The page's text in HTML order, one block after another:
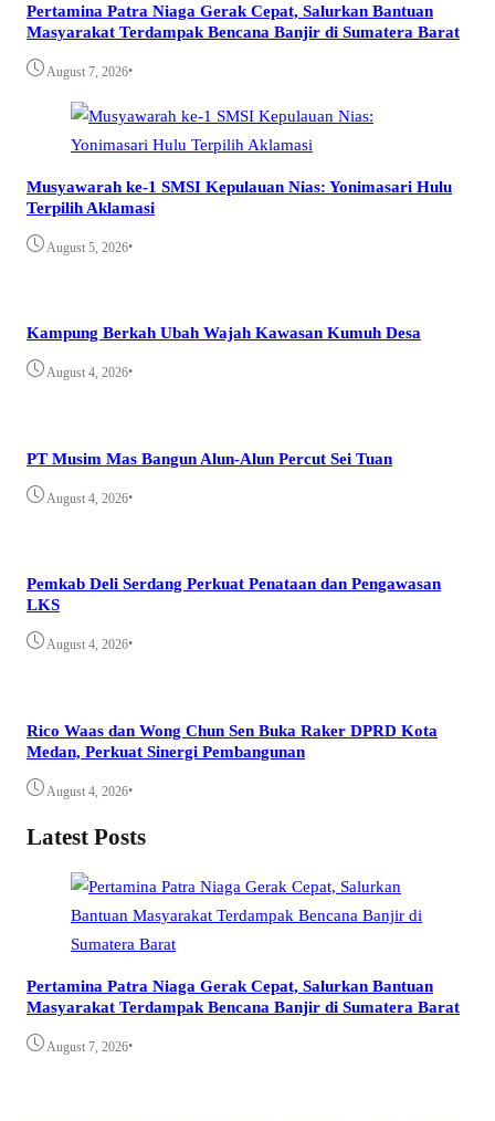
Pertamina Patra Niaga Gerak Cepat, Salurkan Bantuan
Masyarakat Terdampak Bencana Banjir di Sumatera Barat
August 7, 2026•
Musyawarah ke-1 SMSI Kepulauan Nias: Yonimasari Hulu
Terpilih Aklamasi
August 5, 2026•
Kampung Berkah Ubah Wajah Kawasan Kumuh Desa
August 4, 2026•
PT Musim Mas Bangun Alun-Alun Percut Sei Tuan
August 4, 2026•
Pemkab Deli Serdang Perkuat Penataan dan Pengawasan
LKS
August 4, 2026•
Rico Waas dan Wong Chun Sen Buka Raker DPRD Kota
Medan, Perkuat Sinergi Pembangunan
August 4, 2026•
Latest Posts
Pertamina Patra Niaga Gerak Cepat, Salurkan Bantuan
Masyarakat Terdampak Bencana Banjir di Sumatera Barat
August 7, 2026•